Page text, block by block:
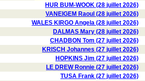
HUR BUM-WOOK (28 juillet 2026)
VANEIGEM Raoul (28 juillet 2026)
WALES KIRGO Angela (28 juillet 2026)
DALMAS Mary (28 juillet 2026)
CHADBON Tom (27 juillet 2026)
KRISCH Johannes (27 juillet 2026)
HOPKINS Jim (27 juillet 2026)
LE DREW Ronnie (27 juillet 2026)
TUSA Frank (27 juillet 2026)